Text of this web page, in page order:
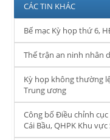
CÁC TIN KHÁC
Bế mạc Kỳ họp thứ 6,
Thế trận an ninh nhân
Kỳ họp không thường
Trung ương
Công bố Điều chỉnh
Cái Bầu, QHPK Khu vực